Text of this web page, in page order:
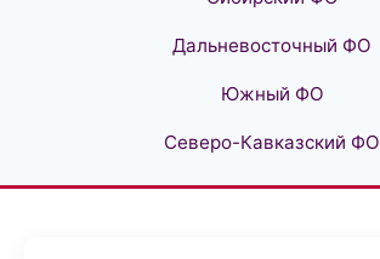
Дальневосточный ФО
Южный ФО
Северо-Кавказский ФО